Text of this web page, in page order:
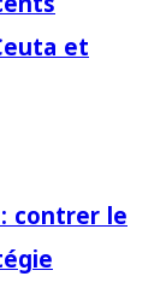
et
contrer le